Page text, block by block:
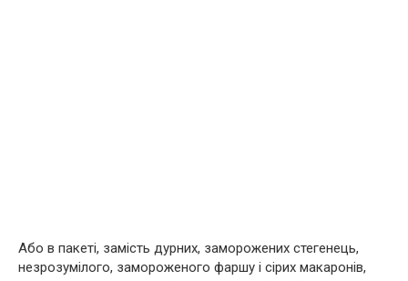
Або в пакеті, замість дурних, заморожених стегенець,
незрозумілого, замороженого фаршу і сірих макаронів,